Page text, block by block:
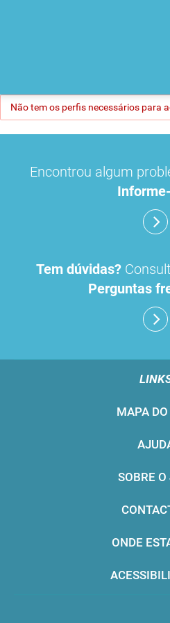
Não tem os perfis necessários para
Encontrou algum
Tem dúvidas?
Perguntas
MAPA DO
SOBRE O
ONDE